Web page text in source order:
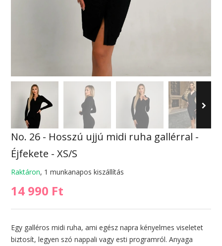
No. 26 - Hosszú ujjú midi ruha gallérral -
Éjfekete - XS/S
Raktáron, 1 munkanapos kiszállítás
14 990 Ft
Egy galléros midi ruha, ami egész napra kényelmes viseletet
biztosít, legyen szó nappali vagy esti programról. Anyaga